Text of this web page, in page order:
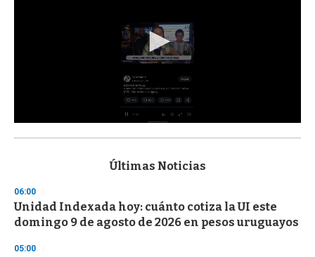
s
d
s
o
f
3
Últimas Noticias
06:00
Unidad Indexada hoy: cuánto cotiza la UI este
domingo 9 de agosto de 2026 en pesos uruguayos
05:00